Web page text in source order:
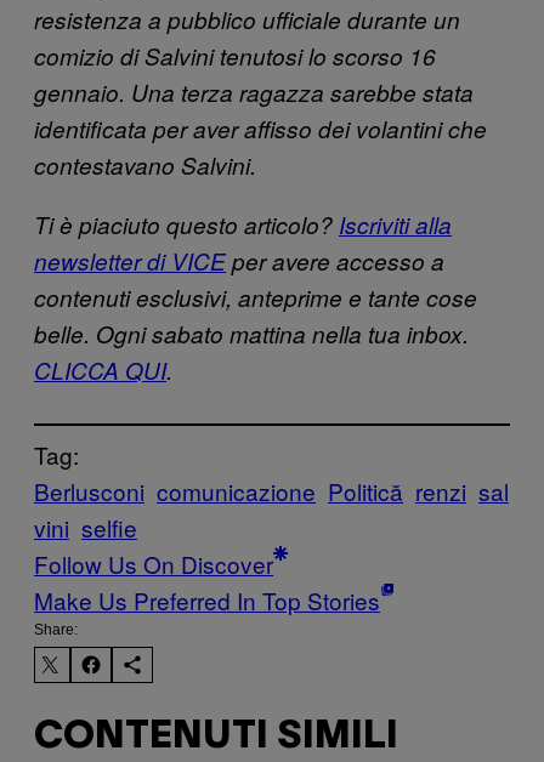
resistenza a pubblico ufficiale durante un
comizio di Salvini tenutosi lo scorso 16
gennaio. Una terza ragazza sarebbe stata
identificata per aver affisso dei volantini che
contestavano Salvini.
Ti è piaciuto questo articolo? Iscriviti alla
newsletter di VICEper avere accesso a
contenuti esclusivi, anteprime e tante cose
belle. Ogni sabato mattina nella tua inbox.
CLICCA QUI.
Tag:
Berlusconi comunicazione Politică renzi sal
vini selfie
Follow Us On Discover
Make Us Preferred In Top Stories
Share:
CONTENUTI SIMILI